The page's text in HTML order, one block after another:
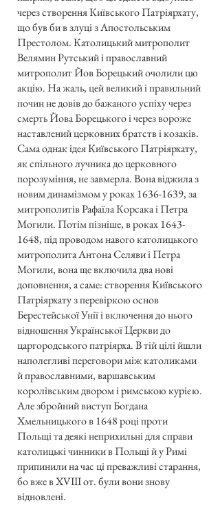
через створення Київського Патріярхату,
що був би в злуці з Апостольським
Престолом. Католицький митрополит
Велямин Рутський і православний
митрополит Йов Борецький очолили цю
акцію. На жаль, цей великий і правильний
почин не довів до бажаного успіху через
смерть Йова Борецького і через вороже
наставлений церковних братств і козаків.
Сама однак ідея Київського Патріярхату,
як спільного лучника до церковного
порозуміння, не завмерла. Вона віджила з
новим динамізмом у роках1636-1639, за
митрополитів Рафаїла Корсака і Петра
Могили. Потім пізніше, в роках1643-
1648, під проводом навого католицького
митрополита Антона Селяви і Петра
Могили, вона ще включила два нові
доповнення, а саме: створення Київського
Патріярхату з перевіркою основ
Берестейської Унії і включення до нього
відношення Української Церкви до
царгородського патріярха. В тій цілі йшли
наполегливі переговори між католиками
й православними, варшавським
королівським двором і римською курією.
Але збройний виступ Богдана
Хмельницького в 1648 році проти
Польщі та деякі неприхильні для справи
католицькі чинники в Польщі й у Римі
припинили на час ці преважливі старання,
бо вже в XVIII от. були вони знову
відновлені.